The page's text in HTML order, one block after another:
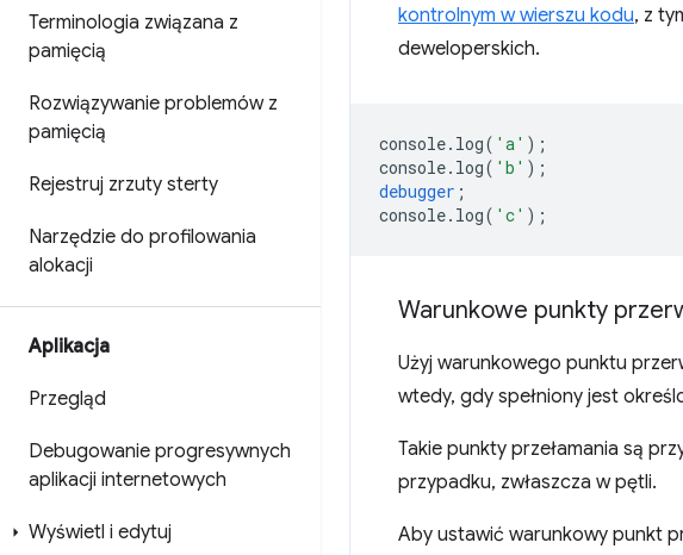
Terminologia związana z
pamięcią
Rozwiązywanie problemów z
pamięcią
Rejestruj zrzuty sterty
Narzędzie do profilowania
alokacji
Aplikacja
Przegląd
Debugowanie progresywnych
aplikacji internetowych
Wyświetl i edytuj
kontrolnym w wierszu kodu, z
deweloperskich.
console. log( 'a' );
console. log( 'b' );
debugger ;
console. log( 'c' );
Warunkowe punkty
Użyj warunkowego punktu
wtedy, gdy spełniony jest
Takie punkty przełamania są
przypadku, zwłaszcza w pętli.
Aby ustawić warunkowy punkt